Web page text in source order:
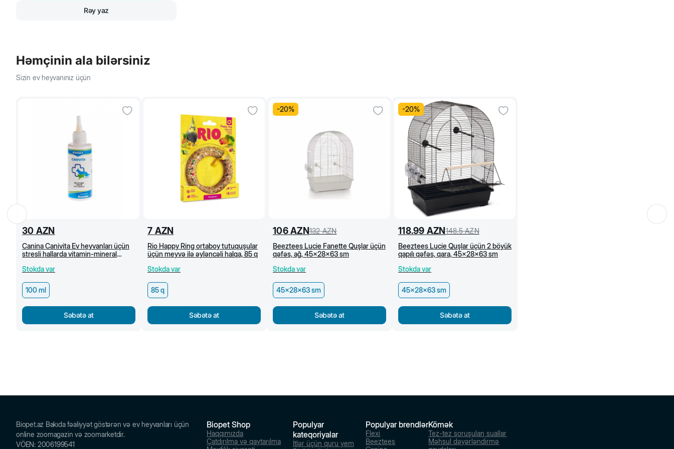
Rəy yaz
Həmçinin ala bilərsiniz
Sizin ev heyvanınız üçün
30 AZN
Canina Canivita Ev heyvanları üçün
stresli hallarda vitamin-mineral
Stokda var
100 ml
Səbətə at
7 AZN
Rio Happy Ring ortaboy tutuquşular
üçün meyvə ilə əyləncəli halqa, 85 q
Stokda var
85 q
Səbətə at
-20%
106 AZN132 AZN
Beeztees Lucie Fanette Quşlar üçün
qəfəs, ağ, 45x28x63 sm
Stokda var
45x28x63 sm
Səbətə at
-20%
118.99 AZN148.5 AZN
Beeztees Lucie Quşlar üçün 2 böyük
qapılı qəfəs, qara, 45x28x63 sm
Stokda var
45x28x63 sm
Səbətə at
Biopet.az Bakıda fəaliyyət göstərən və ev heyvanları üçün
online zoomagazin və zoomarketdir.
VÖEN: 2006199541
Biopet Shop
Haqqımızda
Çatdırılma və qaytarılma
Populyar
kateqoriyalar
İtlər üçün quru yem
Populyar brendlər
Flexi
Beeztees
Kömək
Tez-tez soruşulan suallar
Məhsul dəyərləndirmə